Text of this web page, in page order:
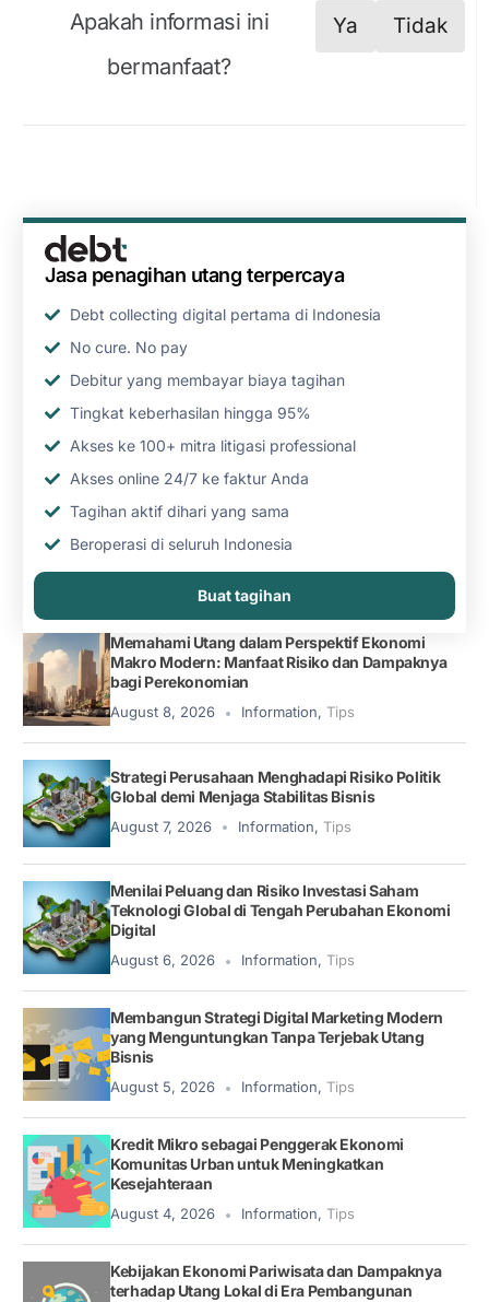
Apakah informasi ini
bermanfaat?
Ya Tidak
Jasa penagihan utang terpercaya
Debt collecting digital pertama di Indonesia
No cure. No pay
Debitur yang membayar biaya tagihan
Tingkat keberhasilan hingga 95%
Akses ke 100+ mitra litigasi professional
Akses online 24/7 ke faktur Anda
Tagihan aktif dihari yang sama
Beroperasi di seluruh Indonesia
Buat tagihan
Memahami Utang dalam Perspektif Ekonomi
Makro Modern: Manfaat Risiko dan Dampaknya
bagi Perekonomian
August 8, 2026 Information, Tips
Strategi Perusahaan Menghadapi Risiko Politik
Global demi Menjaga Stabilitas Bisnis
August 7, 2026 Information, Tips
Menilai Peluang dan Risiko Investasi Saham
Teknologi Global di Tengah Perubahan Ekonomi
Digital
August 6, 2026 Information, Tips
Membangun Strategi Digital Marketing Modern
yang Menguntungkan Tanpa Terjebak Utang
Bisnis
August 5, 2026 Information, Tips
Kredit Mikro sebagai Penggerak Ekonomi
Komunitas Urban untuk Meningkatkan
Kesejahteraan
August 4, 2026 Information, Tips
Kebijakan Ekonomi Pariwisata dan Dampaknya
terhadap Utang Lokal di Era Pembangunan